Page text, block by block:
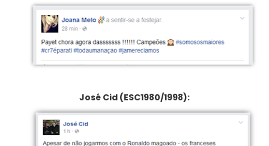
José Cid (ESC1980/1998):